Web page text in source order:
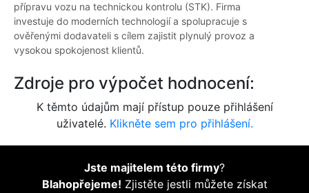
přípravu vozu na technickou kontrolu (STK). Firma
investuje do moderních technologií a spolupracuje s
ověřenými dodavateli s cílem zajistit plynulý provoz a
vysokou spokojenost klientů.
Zdroje pro výpočet hodnocení:
K těmto údajům mají přístup pouze přihlášení
uživatelé. Klikněte sem pro přihlášení.
Jste majitelem této firmy?
Blahopřejeme! Zjistěte jestli můžete získat